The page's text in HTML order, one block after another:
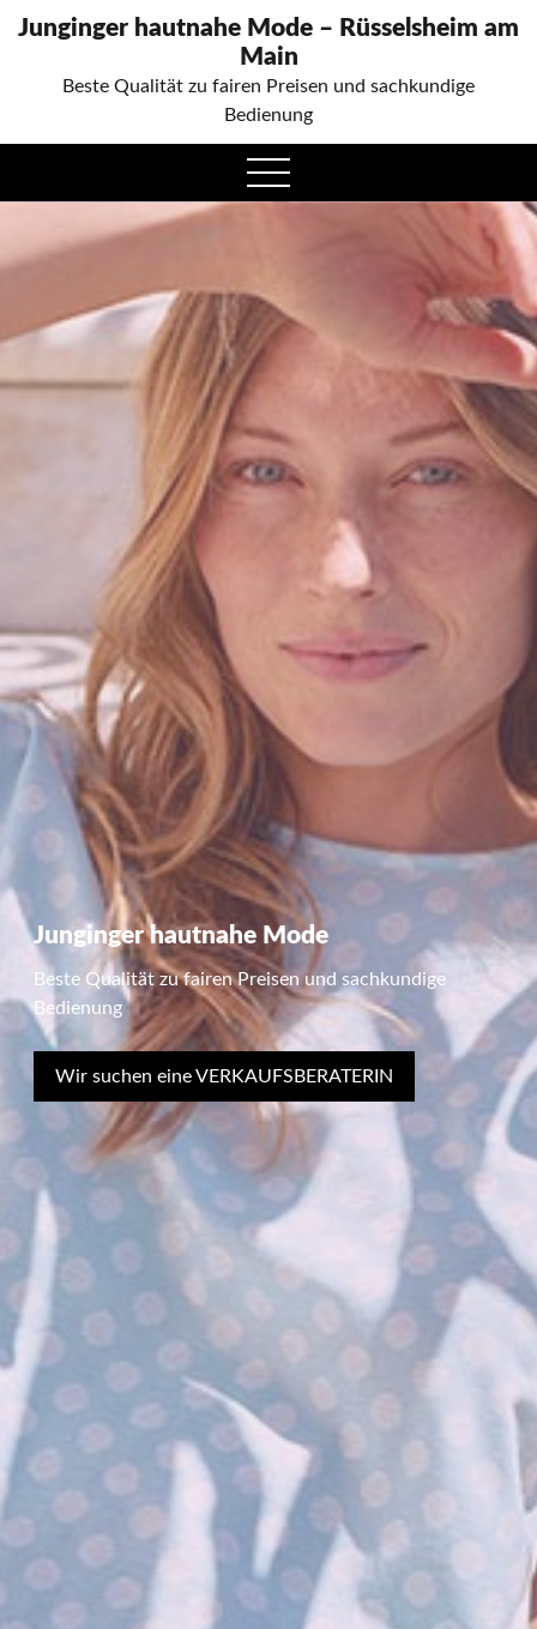
Junginger hautnahe Mode – Rüsselsheim am
Main
Beste Qualität zu fairen Preisen und sachkundige
Bedienung
open
menu
Junginger hautnahe Mode
Beste Qualität zu fairen Preisen und sachkundige
Bedienung
Wir suchen eine VERKAUFSBERATERIN